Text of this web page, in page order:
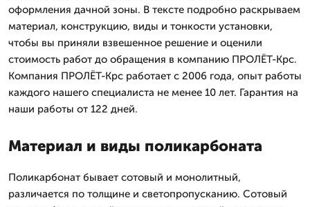
оформления дачной зоны. В тексте подробно раскрываем
материал, конструкцию, виды и тонкости установки,
чтобы вы приняли взвешенное решение и оценили
стоимость работ до обращения в компанию ПРОЛЁТ-Крс.
Компания ПРОЛЁТ-Крс работает с 2006 года, опыт работы
каждого нашего специалиста не менее 10 лет. Гарантия на
наши работы от 122 дней.
Материал и виды поликарбоната
Поликарбонат бывает сотовый и монолитный,
различается по толщине и светопропусканию. Сотовый